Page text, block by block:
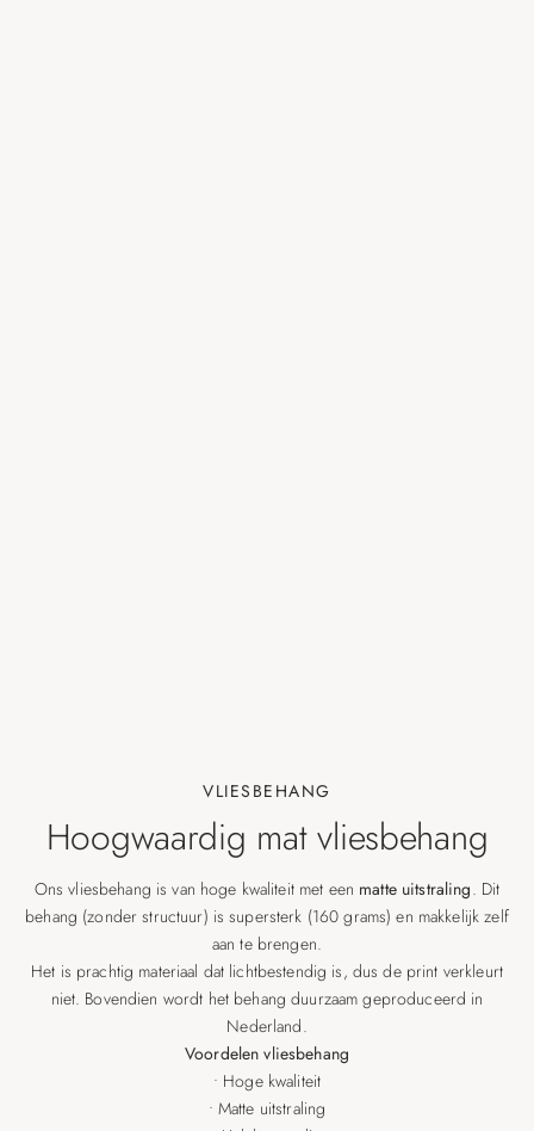
VLIESBEHANG
Hoogwaardig mat vliesbehang
Ons vliesbehang is van hoge kwaliteit met een matte uitstraling. Dit
behang (zonder structuur) is supersterk (160 grams) en makkelijk zelf
aan te brengen.
Het is prachtig materiaal dat lichtbestendig is, dus de print verkleurt
niet. Bovendien wordt het behang duurzaam geproduceerd in
Nederland.
Voordelen vliesbehang
• Hoge kwaliteit
• Matte uitstraling